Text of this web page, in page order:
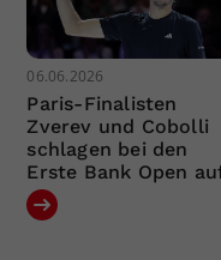
06.06.2026
Paris-Finalisten
Zverev und Cobolli
schlagen bei den
Erste Bank Open